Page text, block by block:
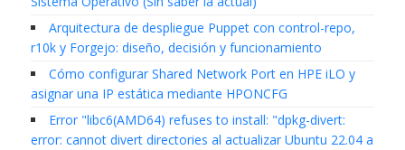
Arquitectura de despliegue Puppet con control-repo,
r10k y Forgejo: diseño, decisión y funcionamiento
Cómo configurar Shared Network Port en HPE iLO y
asignar una IP estática mediante HPONCFG
Error "libc6(AMD64) refuses to install: "dpkg-divert:
error: cannot divert directories al actualizar Ubuntu 22.04 a